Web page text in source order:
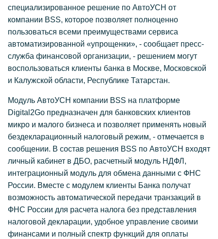
специализированное решение по АвтоУСН от
компании BSS, которое позволяет полноценно
пользоваться всеми преимуществами сервиса
автоматизированной «упрощенки», - сообщает пресс-
служба финансовой организации, - решением могут
воспользоваться клиенты банка в Москве, Московской
и Калужской области, Республике Татарстан.
Модуль АвтоУСН компании BSS на платформе
Digital2Go предназначен для банковских клиентов
микро и малого бизнеса и позволяет применять новый
бездекларационный налоговый режим, - отмечается в
сообщении. В состав решения BSS по АвтоУСН входят
личный кабинет в ДБО, расчетный модуль НДФЛ,
интеграционный модуль для обмена данными с ФНС
России. Вместе с модулем клиенты Банка получат
возможность автоматической передачи транзакций в
ФНС России для расчета налога без представления
налоговой декларации, удобное управление своими
финансами и полный спектр функций для оплаты